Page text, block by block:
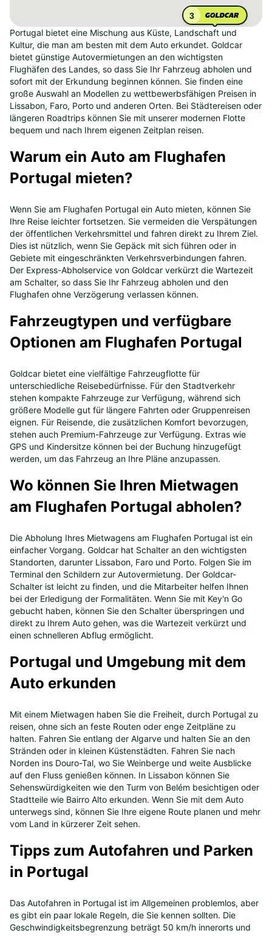
3
Portugal bietet eine Mischung aus Küste, Landschaft und
Kultur, die man am besten mit dem Auto erkundet. Goldcar
bietet günstige Autovermietungen an den wichtigsten
Flughäfen des Landes, so dass Sie Ihr Fahrzeug abholen und
sofort mit der Erkundung beginnen können. Sie finden eine
große Auswahl an Modellen zu wettbewerbsfähigen Preisen in
Lissabon, Faro, Porto und anderen Orten. Bei Städtereisen oder
längeren Roadtrips können Sie mit unserer modernen Flotte
bequem und nach Ihrem eigenen Zeitplan reisen.
Warum ein Auto am Flughafen
Portugal mieten?
Wenn Sie am Flughafen Portugal ein Auto mieten, können Sie
Ihre Reise leichter fortsetzen. Sie vermeiden die Verspätungen
der öffentlichen Verkehrsmittel und fahren direkt zu Ihrem Ziel.
Dies ist nützlich, wenn Sie Gepäck mit sich führen oder in
Gebiete mit eingeschränkten Verkehrsverbindungen fahren.
Der Express-Abholservice von Goldcar verkürzt die Wartezeit
am Schalter, so dass Sie Ihr Fahrzeug abholen und den
Flughafen ohne Verzögerung verlassen können.
Fahrzeugtypen und verfügbare
Optionen am Flughafen Portugal
Goldcar bietet eine vielfältige Fahrzeugflotte für
unterschiedliche Reisebedürfnisse. Für den Stadtverkehr
stehen kompakte Fahrzeuge zur Verfügung, während sich
größere Modelle gut für längere Fahrten oder Gruppenreisen
eignen. Für Reisende, die zusätzlichen Komfort bevorzugen,
stehen auch Premium-Fahrzeuge zur Verfügung. Extras wie
GPS und Kindersitze können bei der Buchung hinzugefügt
werden, um das Fahrzeug an Ihre Pläne anzupassen.
Wo können Sie Ihren Mietwagen
am Flughafen Portugal abholen?
Die Abholung Ihres Mietwagens am Flughafen Portugal ist ein
einfacher Vorgang. Goldcar hat Schalter an den wichtigsten
Standorten, darunter Lissabon, Faro und Porto. Folgen Sie im
Terminal den Schildern zur Autovermietung. Der Goldcar-
Schalter ist leicht zu finden, und die Mitarbeiter helfen Ihnen
bei der Erledigung der Formalitäten. Wenn Sie mit Key'n Go
gebucht haben, können Sie den Schalter überspringen und
direkt zu Ihrem Auto gehen, was die Wartezeit verkürzt und
einen schnelleren Abflug ermöglicht.
Portugal und Umgebung mit dem
Auto erkunden
Mit einem Mietwagen haben Sie die Freiheit, durch Portugal zu
reisen, ohne sich an feste Routen oder enge Zeitpläne zu
halten. Fahren Sie entlang der Algarve und halten Sie an den
Stränden oder in kleinen Küstenstädten. Fahren Sie nach
Norden ins Douro-Tal, wo Sie Weinberge und weite Ausblicke
auf den Fluss genießen können. In Lissabon können Sie
Sehenswürdigkeiten wie den Turm von Belém besichtigen oder
Stadtteile wie Bairro Alto erkunden. Wenn Sie mit dem Auto
unterwegs sind, können Sie Ihre eigene Route planen und mehr
vom Land in kürzerer Zeit sehen.
Tipps zum Autofahren und Parken
in Portugal
Das Autofahren in Portugal ist im Allgemeinen problemlos, aber
es gibt ein paar lokale Regeln, die Sie kennen sollten. Die
Geschwindigkeitsbegrenzung beträgt 50 km/h innerorts und